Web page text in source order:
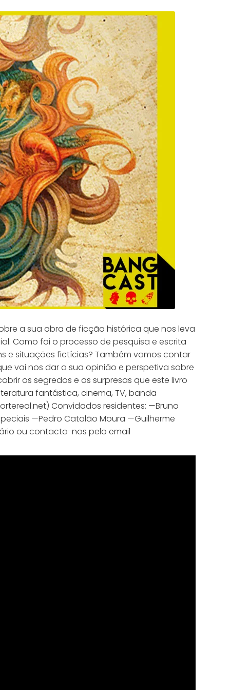
a sua obra de ficção histórica que nos leva
Como foi o processo de pesquisa e escrita
e situações fictícias? Também vamos contar
vai nos dar a sua opinião e perspetiva sobre
os segredos e as surpresas que este livro
fantástica, cinema, TV, banda
Convidados residentes: —Bruno
—Pedro Catalão Moura —Guilherme
ou contacta-nos pelo email